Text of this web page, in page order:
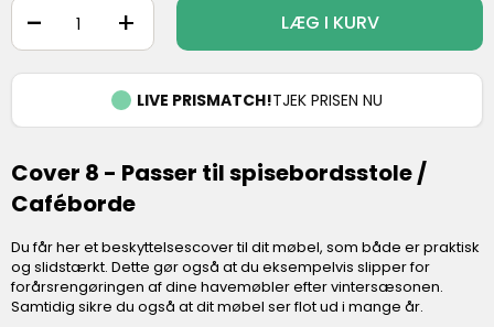
+
- LÆG I KURV
LIVE PRISMATCH!TJEK PRISEN NU
Cover 8 - Passer til spisebordsstole /
Caféborde
Du får her et beskyttelsescover til dit møbel, som både er praktisk
og slidstærkt. Dette gør også at du eksempelvis slipper for
forårsrengøringen af dine havemøbler efter vintersæsonen.
Samtidig sikre du også at dit møbel ser flot ud i mange år.